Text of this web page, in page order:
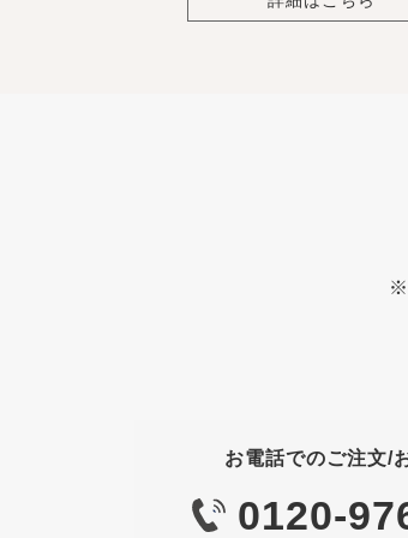
※
お電話でのご注文/
0120-